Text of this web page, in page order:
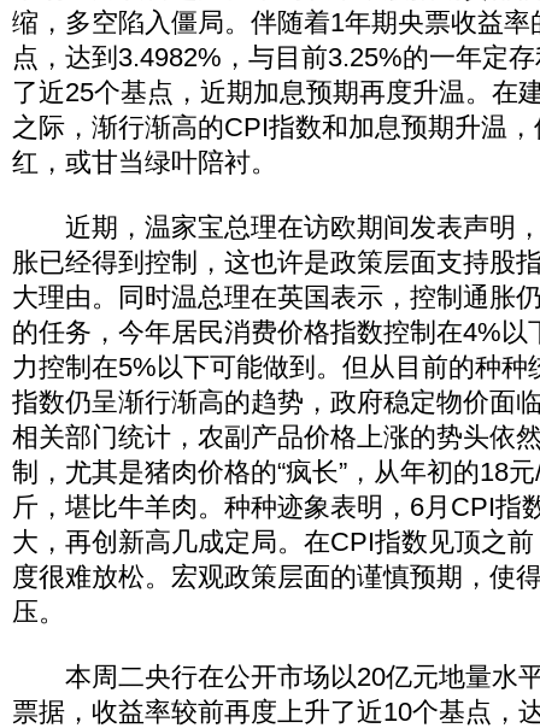
缩，多空陷入僵局。伴随着1年期央票收益
点，达到3.4982%，与目前3.25%的一年定
了近25个基点，近期加息预期再度升温。在
之际，渐行渐高的CPI指数和加息预期升温
红，或甘当绿叶陪衬。
近期，温家宝总理在访欧期间发表声明
胀已经得到控制，这也许是政策层面支持股
大理由。同时温总理在英国表示，控制通胀
的任务，今年居民消费价格指数控制在4%以
力控制在5%以下可能做到。但从目前的种种
指数仍呈渐行渐高的趋势，政府稳定物价面
相关部门统计，农副产品价格上涨的势头依
制，尤其是猪肉价格的“疯长”，从年初的18
斤，堪比牛羊肉。种种迹象表明，6月CPI指
大，再创新高几成定局。在CPI指数见顶之
度很难放松。宏观政策层面的谨慎预期，使
压。
本周二央行在公开市场以20亿元地量水
票据，收益率较前再度上升了近10个基点，